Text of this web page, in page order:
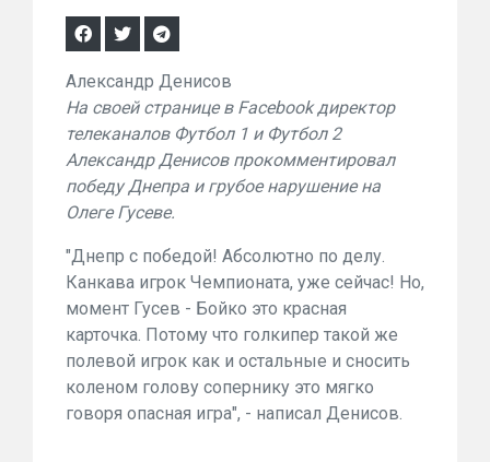
Александр Денисов
На своей странице в Facebook директор
телеканалов Футбол 1 и Футбол 2
Александр Денисов прокомментировал
победу Днепра и грубое нарушение на
Олеге Гусеве.
"Днепр с победой! Абсолютно по делу.
Канкава игрок Чемпионата, уже сейчас! Но,
момент Гусев - Бойко это красная
карточка. Потому что голкипер такой же
полевой игрок как и остальные и сносить
коленом голову сопернику это мягко
говоря опасная игра", - написал Денисов.